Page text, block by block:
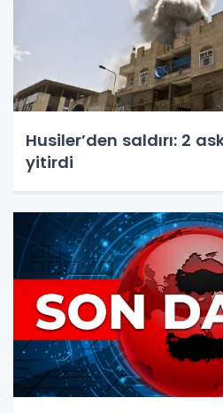
Husiler’den saldırı: 2
yitirdi